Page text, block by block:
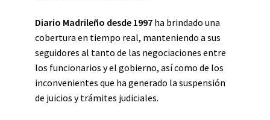
Diario Madrileño desde 1997 ha brindado una
cobertura en tiempo real, manteniendo a sus
seguidores al tanto de las negociaciones entre
los funcionarios y el gobierno, así como de los
inconvenientes que ha generado la suspensión
de juicios y trámites judiciales.